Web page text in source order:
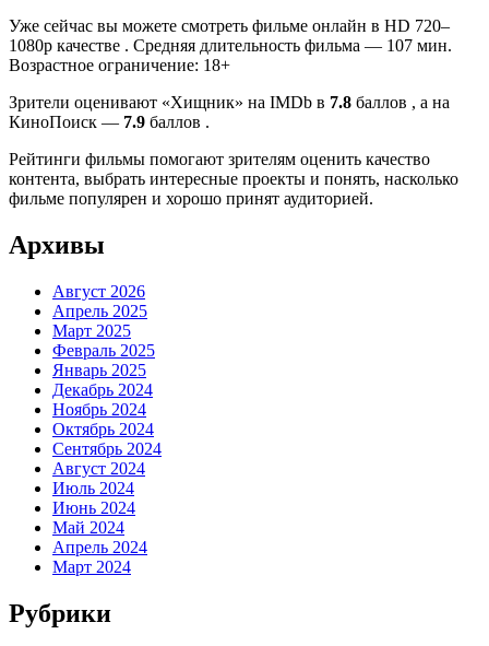
Уже сейчас вы можете смотреть фильме онлайн в HD 720–
1080p качестве . Средняя длительность фильма — 107 мин.
Возрастное ограничение: 18+
Зрители оценивают «Хищник» на IMDb в 7.8 баллов , а на
КиноПоиск — 7.9 баллов .
Рейтинги фильмы помогают зрителям оценить качество
контента, выбрать интересные проекты и понять, насколько
фильме популярен и хорошо принят аудиторией.
Архивы
Август 2026
Апрель 2025
Март 2025
Февраль 2025
Январь 2025
Декабрь 2024
Ноябрь 2024
Октябрь 2024
Сентябрь 2024
Август 2024
Июль 2024
Июнь 2024
Май 2024
Апрель 2024
Март 2024
Рубрики